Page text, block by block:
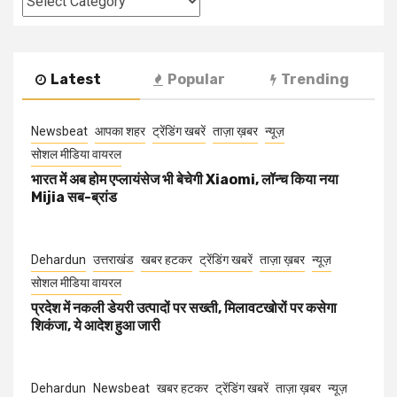
Latest Popular Trending
Newsbeat आपका शहर ट्रेंडिंग खबरें ताज़ा ख़बर न्यूज़
सोशल मीडिया वायरल
भारत में अब होम एप्लायंसेज भी बेचेगी Xiaomi, लॉन्च किया नया
Mijia सब-ब्रांड
Dehardun उत्तराखंड खबर हटकर ट्रेंडिंग खबरें ताज़ा ख़बर न्यूज़
सोशल मीडिया वायरल
प्रदेश में नकली डेयरी उत्पादों पर सख्ती, मिलावटखोरों पर कसेगा
शिकंजा, ये आदेश हुआ जारी
Dehardun Newsbeat खबर हटकर ट्रेंडिंग खबरें ताज़ा ख़बर न्यूज़